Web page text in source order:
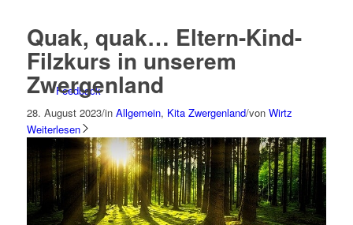
Feedback
Ortsvereine
Quak, quak… Eltern-Kind-
Filzkurs in unserem
Zwergenland
28. August 2023/in Allgemein, Kita Zwergenland/von Wirtz
Weiterlesen